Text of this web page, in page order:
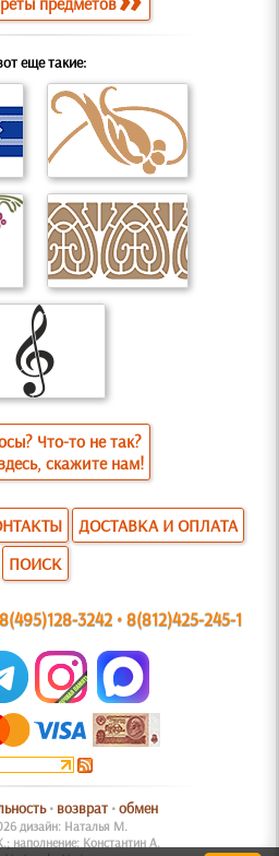
еще такие:
Что-то не так?
скажите нам!
ДОСТАВКА И ОПЛАТА
ПОИСК
8(495)128-3242•8(812)425-245-1
• возврат•обмен
дизайн: Наталья М.
наполнение: Константин А.